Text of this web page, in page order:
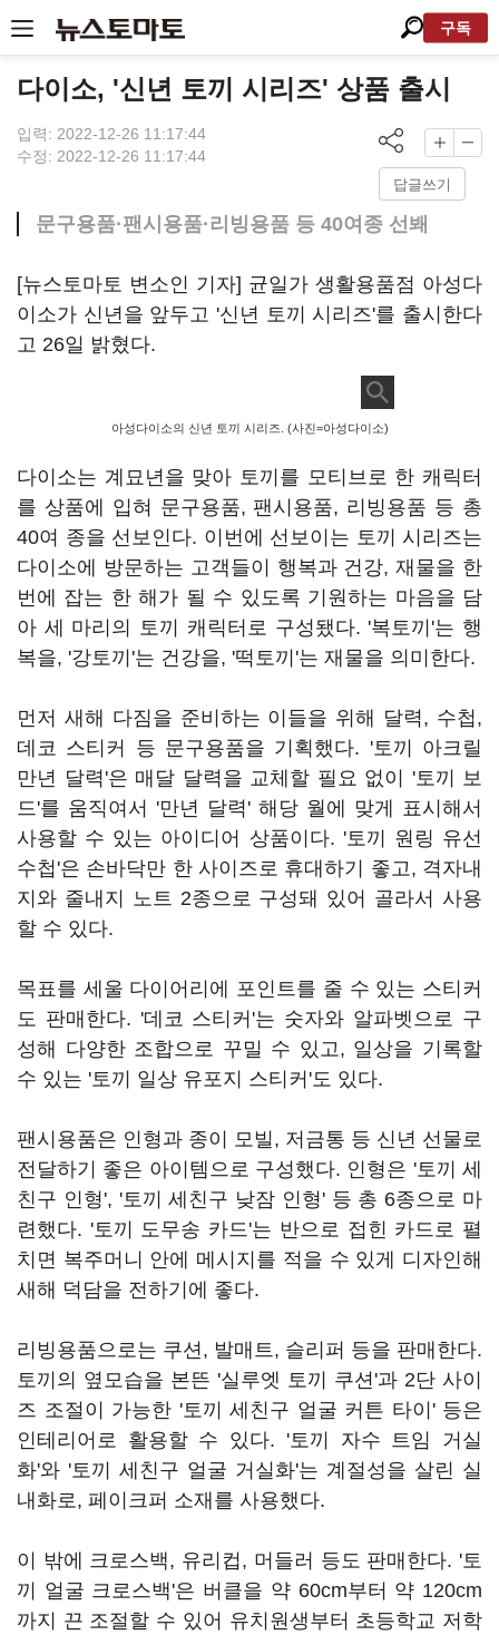
구독
다이소, '신년 토끼 시리즈' 상품 출시
입력: 2022-12-26 11:17:44
수정: 2022-12-26 11:17:44
답글쓰기
문구용품·팬시용품·리빙용품 등 40여종 선봬
[뉴스토마토 변소인 기자] 균일가 생활용품점 아성다
이소가 신년을 앞두고 '신년 토끼 시리즈'를 출시한다
고 26일 밝혔다.
아성다이소의 신년 토끼 시리즈. (사진=아성다이소)
다이소는 계묘년을 맞아 토끼를 모티브로 한 캐릭터
를 상품에 입혀 문구용품, 팬시용품, 리빙용품 등 총
40여 종을 선보인다. 이번에 선보이는 토끼 시리즈는
다이소에 방문하는 고객들이 행복과 건강, 재물을 한
번에 잡는 한 해가 될 수 있도록 기원하는 마음을 담
아 세 마리의 토끼 캐릭터로 구성됐다. '복토끼'는 행
복을, '강토끼'는 건강을, '떡토끼'는 재물을 의미한다.
먼저 새해 다짐을 준비하는 이들을 위해 달력, 수첩,
데코 스티커 등 문구용품을 기획했다. '토끼 아크릴
만년 달력'은 매달 달력을 교체할 필요 없이 '토끼 보
드'를 움직여서 '만년 달력' 해당 월에 맞게 표시해서
사용할 수 있는 아이디어 상품이다. '토끼 원링 유선
수첩'은 손바닥만 한 사이즈로 휴대하기 좋고, 격자내
지와 줄내지 노트 2종으로 구성돼 있어 골라서 사용
할 수 있다.
목표를 세울 다이어리에 포인트를 줄 수 있는 스티커
도 판매한다. '데코 스티커'는 숫자와 알파벳으로 구
성해 다양한 조합으로 꾸밀 수 있고, 일상을 기록할
수 있는 '토끼 일상 유포지 스티커'도 있다.
팬시용품은 인형과 종이 모빌, 저금통 등 신년 선물로
전달하기 좋은 아이템으로 구성했다. 인형은 '토끼 세
친구 인형', '토끼 세친구 낮잠 인형' 등 총 6종으로 마
련했다. '토끼 도무송 카드'는 반으로 접힌 카드로 펼
치면 복주머니 안에 메시지를 적을 수 있게 디자인해
새해 덕담을 전하기에 좋다.
리빙용품으로는 쿠션, 발매트, 슬리퍼 등을 판매한다.
토끼의 옆모습을 본뜬 '실루엣 토끼 쿠션'과 2단 사이
즈 조절이 가능한 '토끼 세친구 얼굴 커튼 타이' 등은
인테리어로 활용할 수 있다. '토끼 자수 트임 거실
화'와 '토끼 세친구 얼굴 거실화'는 계절성을 살린 실
내화로, 페이크퍼 소재를 사용했다.
이 밖에 크로스백, 유리컵, 머들러 등도 판매한다. '토
끼 얼굴 크로스백'은 버클을 약 60cm부터 약 120cm
까지 끈 조절할 수 있어 유치원생부터 초등학교 저학